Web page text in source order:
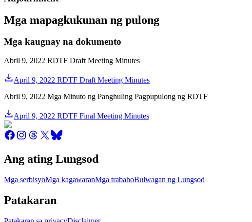
Mga mapagkukunan ng pulong
Mga kaugnay na dokumento
Abril 9, 2022 RDTF Draft Meeting Minutes
April 9, 2022 RDTF Draft Meeting Minutes
Abril 9, 2022 Mga Minuto ng Panghuling Pagpupulong ng RDTF
April 9, 2022 RDTF Final Meeting Minutes
Ang ating Lungsod
Mga serbisyoMga kagawaranMga trabahoBulwagan ng Lungsod
Patakaran